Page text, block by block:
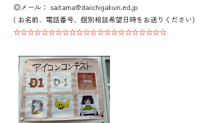
◎メール： saitama@daiichigakuin.ed.jp
( お名前、電話番号、個別相談希望日時をお送りください)
☆☆☆☆☆☆☆☆☆☆☆☆☆☆☆☆☆☆☆☆☆☆